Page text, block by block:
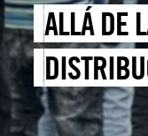
ALLÁ DE